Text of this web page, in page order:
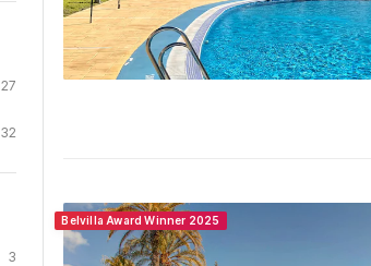
27
32
3
Belvilla Award Winner 2025